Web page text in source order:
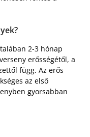
2-3 hónap
erősségétől, a
függ. Az erős
az első
gyorsabban